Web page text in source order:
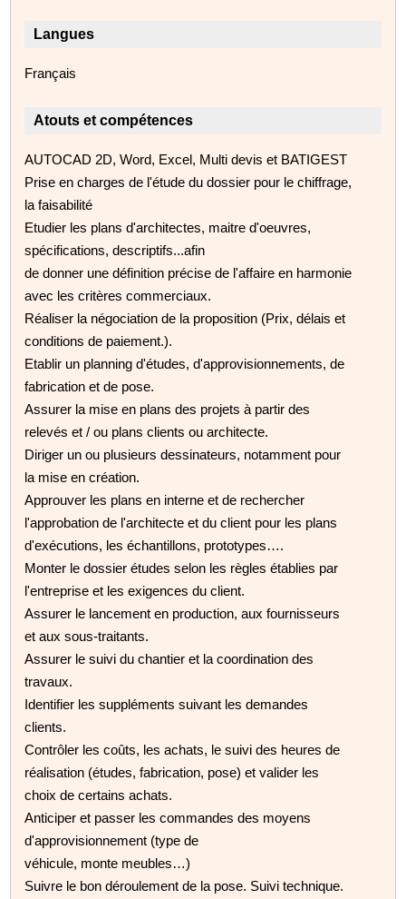
Langues
Français
Atouts et compétences
AUTOCAD 2D, Word, Excel, Multi devis et BATIGEST
Prise en charges de l'étude du dossier pour le chiffrage,
la faisabilité
Etudier les plans d'architectes, maitre d'oeuvres,
spécifications, descriptifs...afin
de donner une définition précise de l'affaire en harmonie
avec les critères commerciaux.
Réaliser la négociation de la proposition (Prix, délais et
conditions de paiement.).
Etablir un planning d'études, d'approvisionnements, de
fabrication et de pose.
Assurer la mise en plans des projets à partir des
relevés et / ou plans clients ou architecte.
Diriger un ou plusieurs dessinateurs, notamment pour
la mise en création.
Approuver les plans en interne et de rechercher
l'approbation de l'architecte et du client pour les plans
d'exécutions, les échantillons, prototypes….
Monter le dossier études selon les règles établies par
l'entreprise et les exigences du client.
Assurer le lancement en production, aux fournisseurs
et aux sous-traitants.
Assurer le suivi du chantier et la coordination des
travaux.
Identifier les suppléments suivant les demandes
clients.
Contrôler les coûts, les achats, le suivi des heures de
réalisation (études, fabrication, pose) et valider les
choix de certains achats.
Anticiper et passer les commandes des moyens
d'approvisionnement (type de
véhicule, monte meubles…)
Suivre le bon déroulement de la pose. Suivi technique.